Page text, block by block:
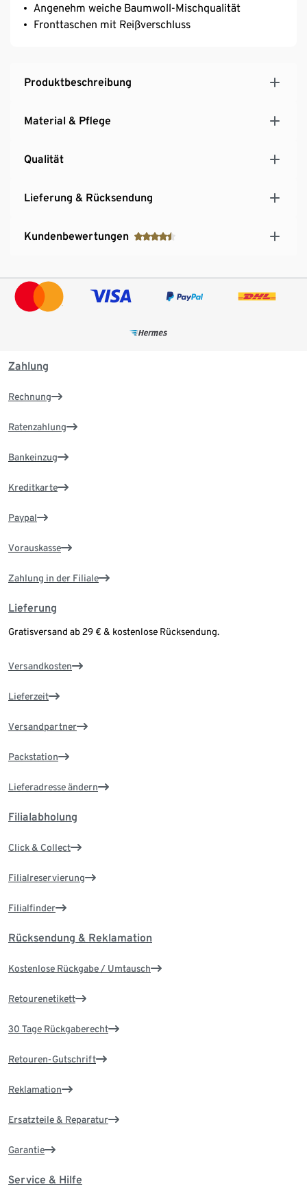
Angenehm weiche Baumwoll-Mischqualität
Fronttaschen mit Reißverschluss
Produktbeschreibung
Material & Pflege
Qualität
Lieferung & Rücksendung
Kundenbewertungen
Zahlung
Rechnung
Ratenzahlung
Bankeinzug
Kreditkarte
Paypal
Vorauskasse
Zahlung in der Filiale
Lieferung
Gratisversand ab 29 € & kostenlose Rücksendung.
Versandkosten
Lieferzeit
Versandpartner
Packstation
Lieferadresse ändern
Filialabholung
Click & Collect
Filialreservierung
Filialfinder
Rücksendung & Reklamation
Kostenlose Rückgabe / Umtausch
Retourenetikett
30 Tage Rückgaberecht
Retouren-Gutschrift
Reklamation
Ersatzteile & Reparatur
Garantie
Service & Hilfe